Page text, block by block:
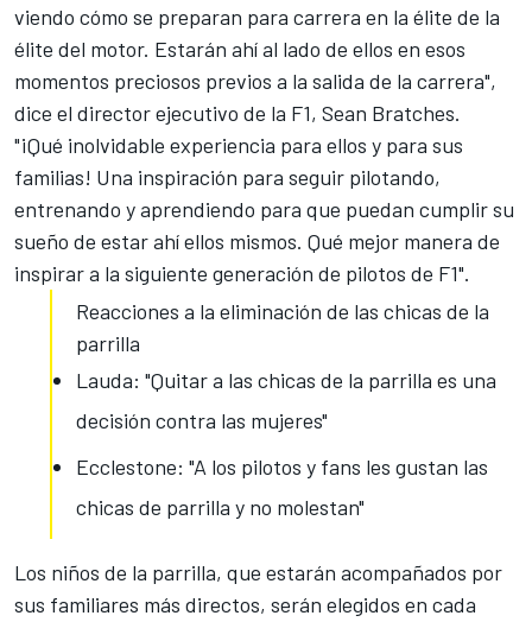
viendo cómo se preparan para carrera en la élite de la
élite del motor. Estarán ahí al lado de ellos en esos
momentos preciosos previos a la salida de la carrera",
dice el director ejecutivo de la F1, Sean Bratches.
"¡Qué inolvidable experiencia para ellos y para sus
familias! Una inspiración para seguir pilotando,
entrenando y aprendiendo para que puedan cumplir su
sueño de estar ahí ellos mismos. Qué mejor manera de
inspirar a la siguiente generación de pilotos de F1".
Reacciones a la eliminación de las chicas de la
parrilla
Lauda: "Quitar a las chicas de la parrilla es una
decisión contra las mujeres"
Ecclestone: "A los pilotos y fans les gustan las
chicas de parrilla y no molestan"
Los niños de la parrilla, que estarán acompañados por
sus familiares más directos, serán elegidos en cada